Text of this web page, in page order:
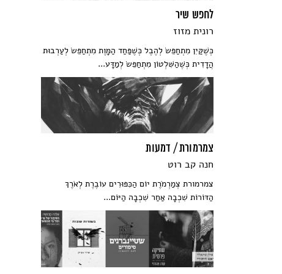
לחפש שיר
רונית מזוז
כְּשֶׁקַּיִן מִתְחַפֵּשׂ לְהֶבֶל כְּשֶׁפַּחַד הַמָּוֶת מִתְחַפֵּשׂ לְעַרְבוּת
הֲדָדִית כְּשֶׁהַשִּׁלְטוֹן מִתְחַפֵּשׂ לְמַדָּע...
צמרמורת / דמעות
חנה קב רוט
צמרמורת צְמַרְמֹרֶת יוֹם הַכִּפּוּרִים עוֹבֶרֶת לְאֹרֶךְ
הַדּוֹרוֹת שִׁכְבָה אַחַר שִׁכְבָה הַיּוֹם...